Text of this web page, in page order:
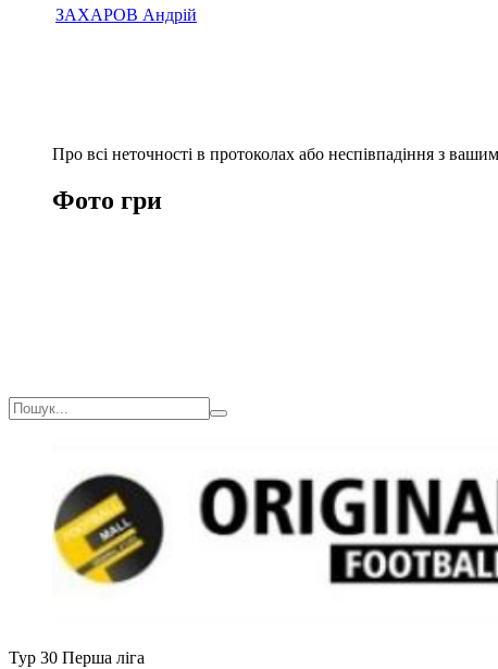
ЗАХАРОВ Андрій
Про всі неточності в протоколах або неспівпадіння з
Фото гри
Тур 30 Перша ліга